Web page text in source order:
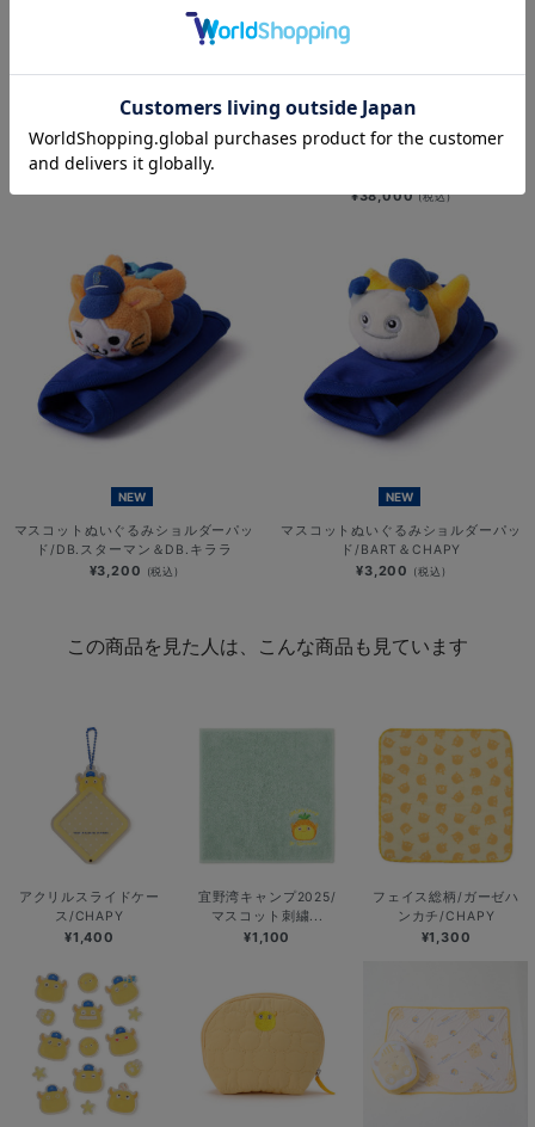
NEW
YOKOHAMA STAR☆NIGHT 2026/
縦型クーラーバッグ
(税込)
NEW
【10月末頃より順次お届け】#47:片
¥38,000(税込)
NEW
マスコットぬいぐるみショルダーパッ
ド/DB.スターマン＆DB.キララ
¥3,200 (税込)
NEW
マスコットぬいぐるみショルダーパッ
ド/BART＆CHAPY
¥3,200 (税込)
この商品を見た人は、こんな商品も見ています
アクリルスライドケー
ス/CHAPY
¥1,400
宜野湾キャンプ2025/
マスコット刺繍...
¥1,100
フェイス総柄/ガーゼハ
ンカチ/CHAPY
¥1,300